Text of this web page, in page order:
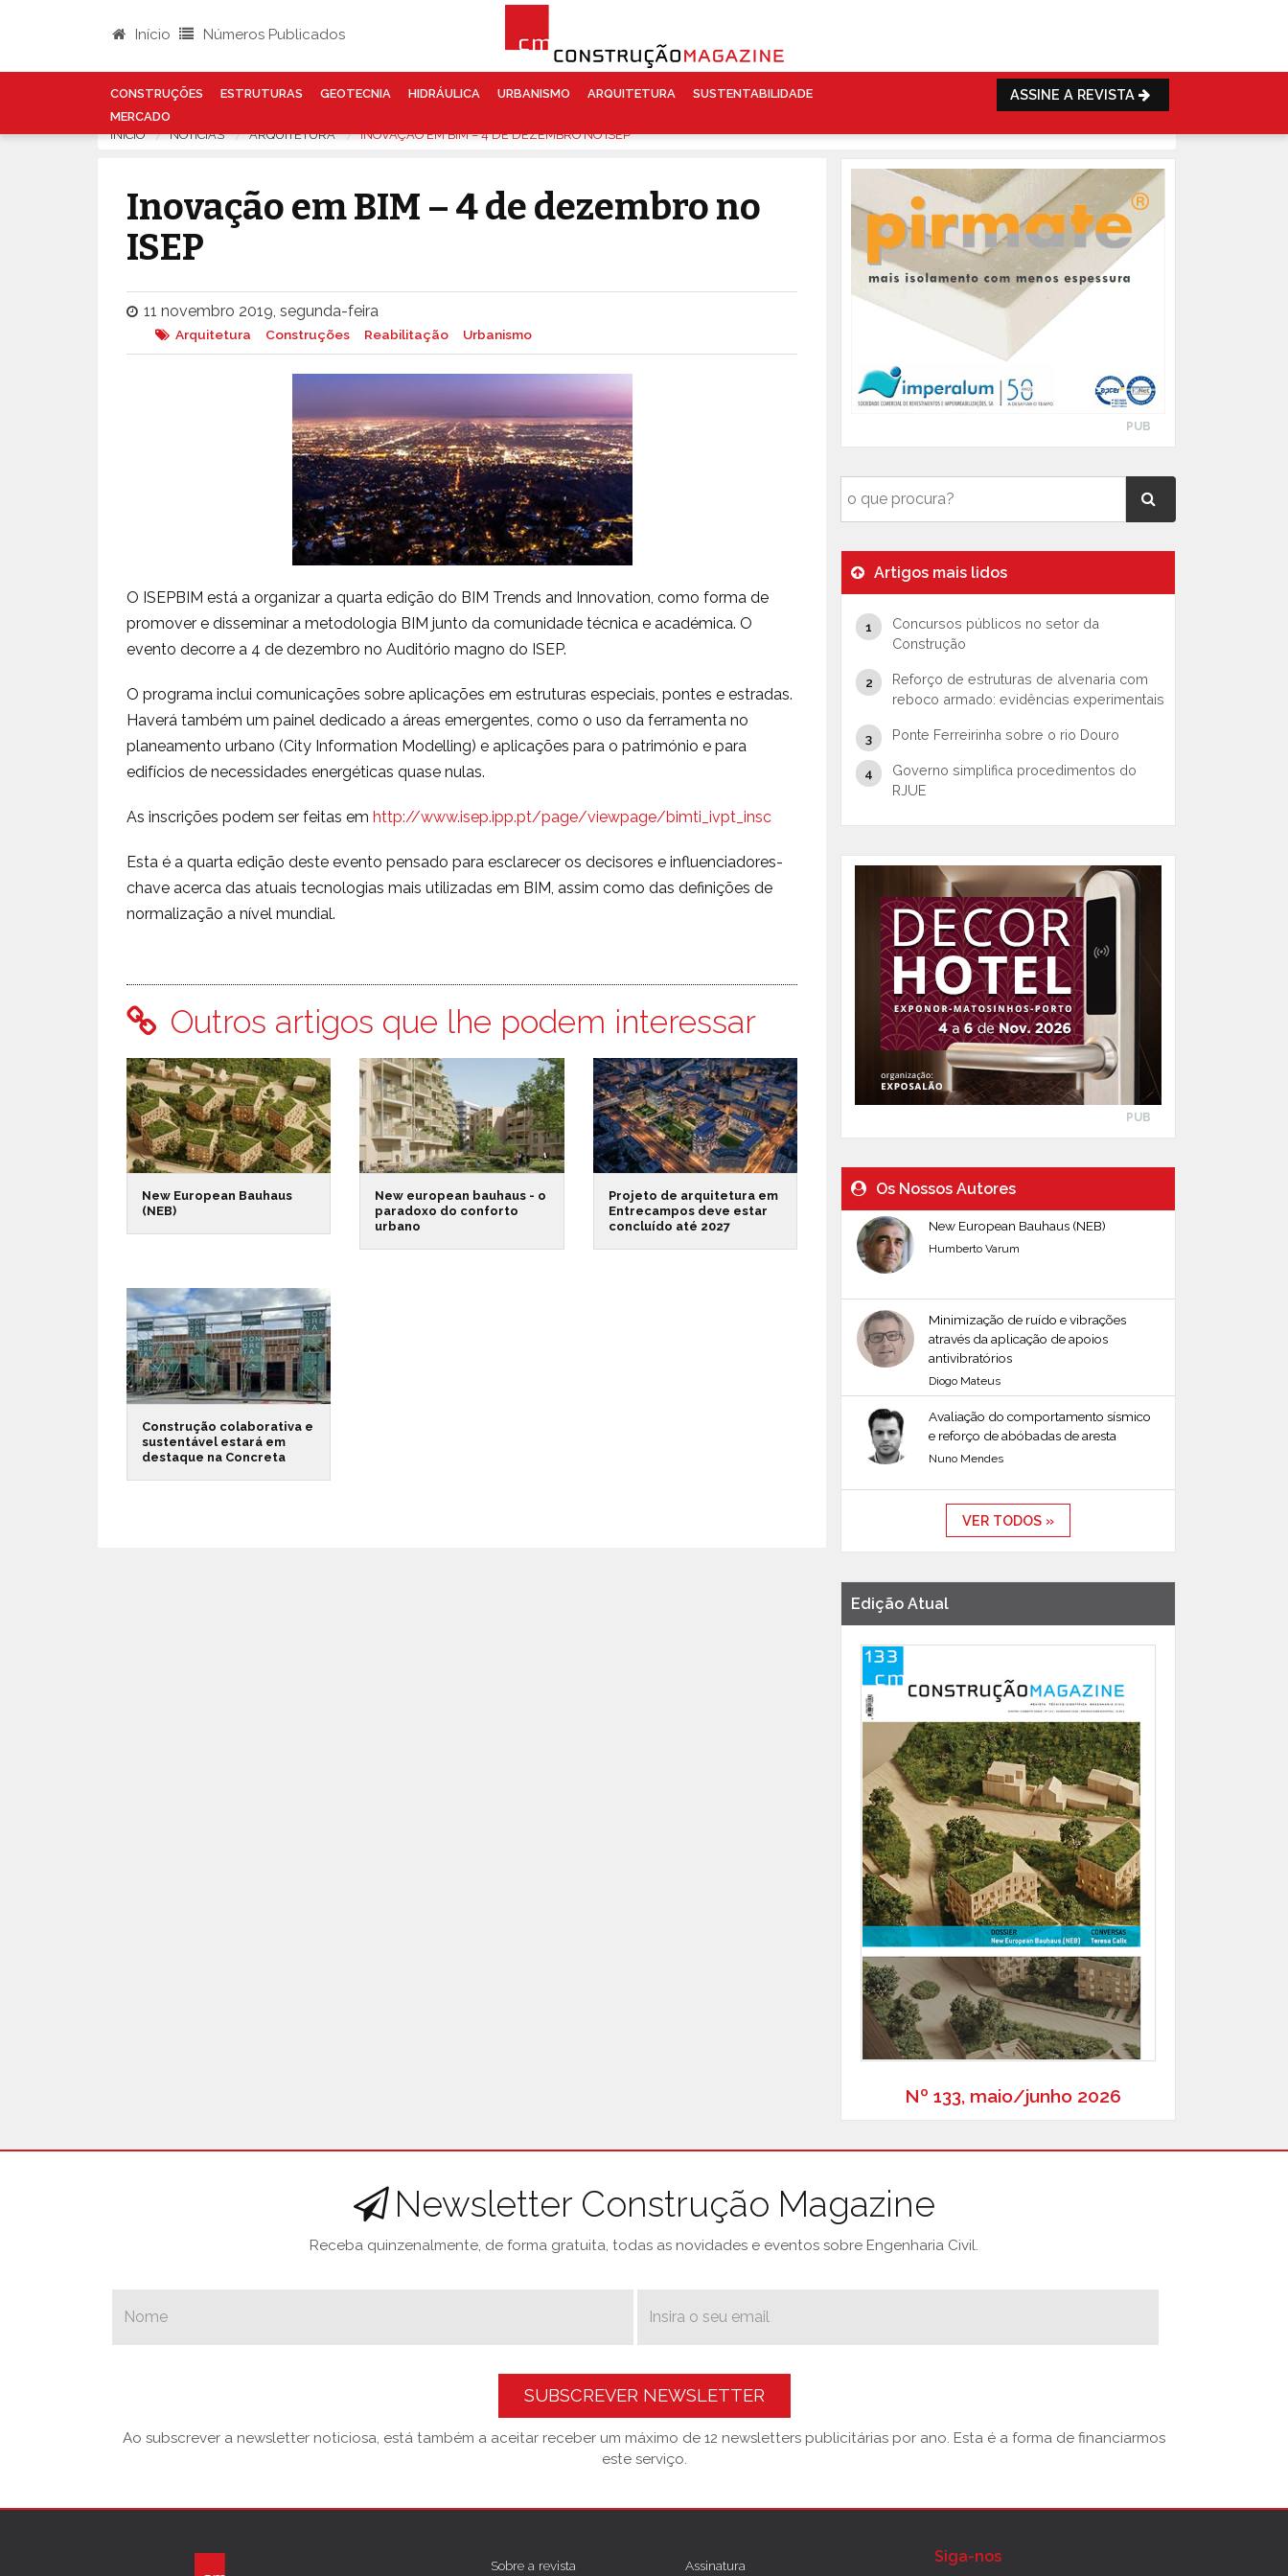
Início Números Publicados
CONSTRUÇÕES ESTRUTURAS GEOTECNIA HIDRÁULICA URBANISMO ARQUITETURA
SUSTENTABILIDADE
MERCADO
ASSINE A REVISTA
INÍCIO NOTÍCIAS ARQUITETURA INOVAÇÃO EM BIM – 4 DE DEZEMBRO NO ISEP
Inovação em BIM – 4 de dezembro no
ISEP
11 novembro 2019, segunda-feira
Arquitetura Construções Reabilitação Urbanismo
O ISEPBIM está a organizar a quarta edição do BIM Trends and Innovation, como forma de
promover e disseminar a metodologia BIM junto da comunidade técnica e académica. O
evento decorre a 4 de dezembro no Auditório magno do ISEP.
O programa inclui comunicações sobre aplicações em estruturas especiais, pontes e estradas.
Haverá também um painel dedicado a áreas emergentes, como o uso da ferramenta no
planeamento urbano (City Information Modelling) e aplicações para o património e para
edifícios de necessidades energéticas quase nulas.
As inscrições podem ser feitas em http://www.isep.ipp.pt/page/viewpage/bimti_ivpt_insc
Esta é a quarta edição deste evento pensado para esclarecer os decisores e influenciadores-
chave acerca das atuais tecnologias mais utilizadas em BIM, assim como das definições de
normalização a nível mundial.
Outros artigos que lhe podem interessar
New European Bauhaus
(NEB)
New european bauhaus - o
paradoxo do conforto
urbano
Projeto de arquitetura em
Entrecampos deve estar
concluído até 2027
Construção colaborativa e
sustentável estará em
destaque na Concreta
PUB
Artigos mais lidos
Concursos públicos no setor da
Construção
Reforço de estruturas de alvenaria com
reboco armado: evidências experimentais
Ponte Ferreirinha sobre o rio Douro
Governo simplifica procedimentos do
RJUE
PUB
Os Nossos Autores
New European Bauhaus (NEB)
Humberto Varum
Minimização de ruído e vibrações
através da aplicação de apoios
antivibratórios
Diogo Mateus
Avaliação do comportamento sísmico
e reforço de abóbadas de aresta
Nuno Mendes
VER TODOS »
Edição Atual
Nº 133, maio/junho 2026
Newsletter Construção Magazine
Receba quinzenalmente, de forma gratuita, todas as novidades e eventos sobre Engenharia Civil.
SUBSCREVER NEWSLETTER
Ao subscrever a newsletter noticiosa, está também a aceitar receber um máximo de 12 newsletters publicitárias por ano. Esta é a forma de financiarmos
este serviço.
Sobre a revista Assinatura Siga-nos